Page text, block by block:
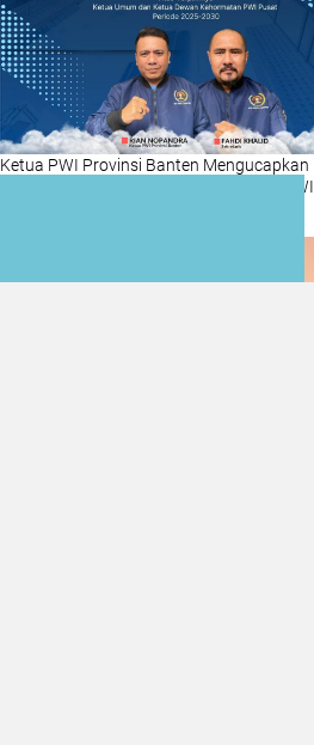
Ketua PWI Provinsi Banten Mengucapkan
Selamat Atas terpilihnya Ketua umum PWI